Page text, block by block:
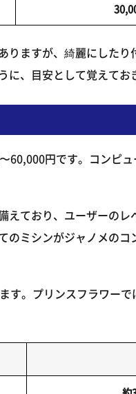
ますが、綺麗にした
、目安として覚えてお
60,000円です。コンピ
ており、ユーザーの
ミシンがジャノメの
。プリンスフラワー